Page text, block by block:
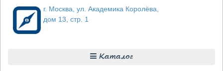
г. Москва, ул. Академика Королёва,
дом 13, стр. 1
Каталог